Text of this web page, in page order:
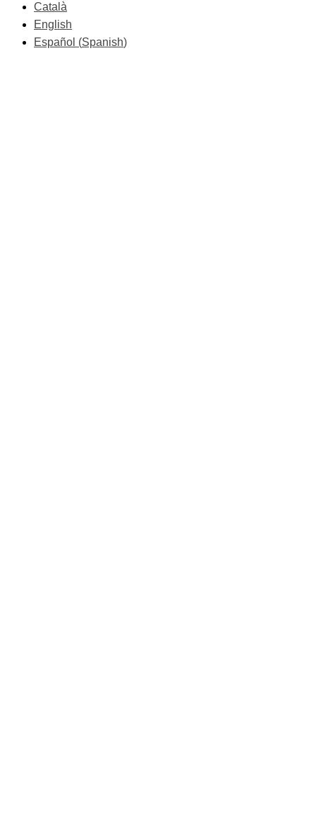
Català
English
Español (Spanish)